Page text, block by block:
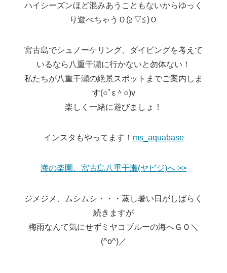
ハイシーズンほど混みあうこともないからゆっく
り遊べちゃうＯ(≧▽≦)Ｏ
宮古島でシュノーケリング、ダイビングを考えて
いるなら八重干瀬に行かないと勿体ない！
私たちが八重干瀬の絶景スポットまでご案内しま
す(○ﾟε＾○)v
楽しく一緒に遊びましょ！
インスタもやってます！ ms_aquabase
海の楽園、宮古島八重干瀬(ヤビジ)へ >>
ジメジメ、ムシムシ・・・蒸し暑い日がしばらく
続きますが
梅雨なんて気にせずミヤコブルーの海へＧＯ＼
(^o^)／